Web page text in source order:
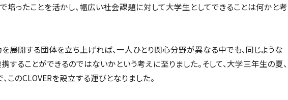
培ったことを活かし、幅広い社会課題に対して大学生としてできることは何かと考
を展開する団体を立ち上げれば、一人ひとり関心分野が異なる中でも、同じような
することができるのではないかという考えに至りました。そして、大学三年生の夏、
このCLOVERを設立する運びとなりました。